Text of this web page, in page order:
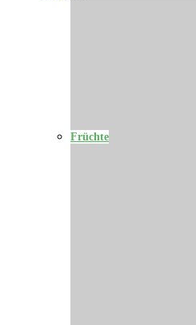
Früchte